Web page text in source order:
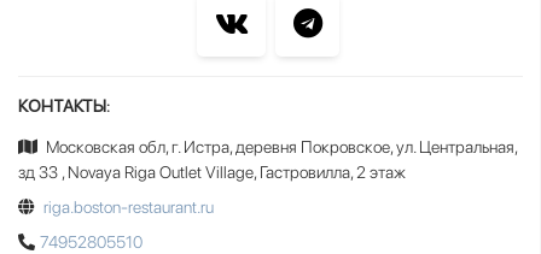
КОНТАКТЫ:
Московская обл, г. Истра, деревня Покровское, ул. Центральная,
зд 33 , Novaya Riga Outlet Village, Гастровилла, 2 этаж
riga.boston-restaurant.ru
74952805510